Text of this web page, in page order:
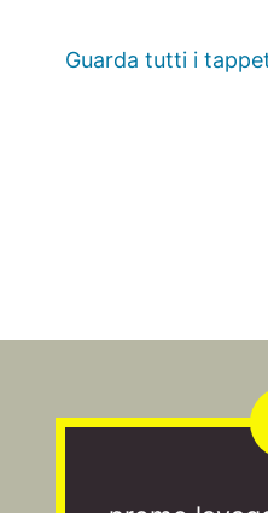
Guarda tutti i